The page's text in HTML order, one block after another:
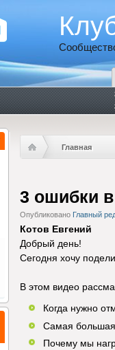
Главная
3 ошибки
Опубликовано Главный
Котов Евгений
Добрый день!
Сегодня хочу
В этом видео
Когда нужно
Самая
Почему мы